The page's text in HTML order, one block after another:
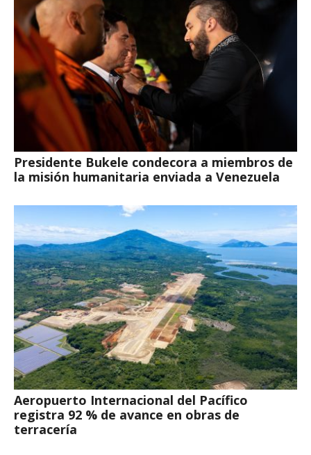
Presidente Bukele condecora a miembros de
la misión humanitaria enviada a Venezuela
Aeropuerto Internacional del Pacífico
registra 92 % de avance en obras de
terracería